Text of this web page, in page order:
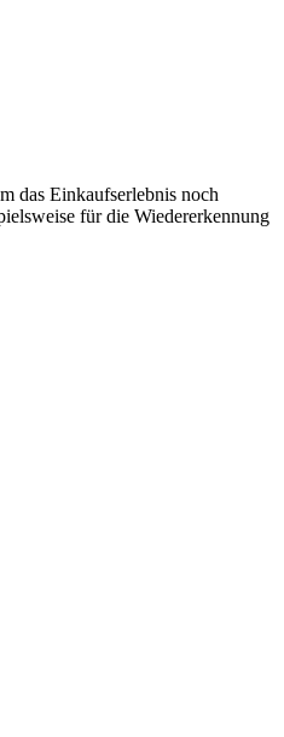
das Einkaufserlebnis noch
für die Wiedererkennung